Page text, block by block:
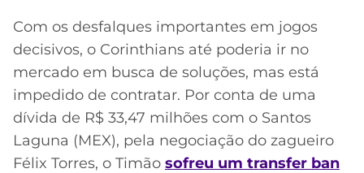
Com os desfalques importantes em jogos
decisivos, o Corinthians até poderia ir no
mercado em busca de soluções, mas está
impedido de contratar. Por conta de uma
dívida de R$ 33,47 milhões com o Santos
Laguna (MEX), pela negociação do zagueiro
Félix Torres, o Timão sofreu um transfer ban